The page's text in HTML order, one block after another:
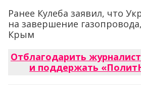
Ранее Кулеба заявил, что
на завершение
Крым
Отблагодарить
и поддержать